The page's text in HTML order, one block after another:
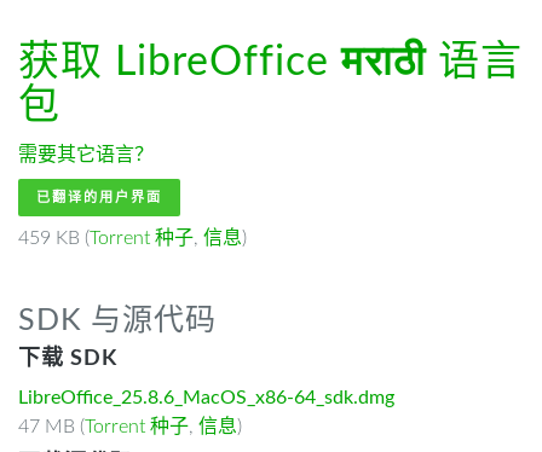
获取 LibreOfficeमराठी语言
包
需要其它语言？
已翻译的用户界面
459 KB (Torrent 种子, 信息)
SDK 与源代码
下载 SDK
LibreOffice_25.8.6_MacOS_x86-64_sdk.dmg
47 MB (Torrent 种子, 信息)